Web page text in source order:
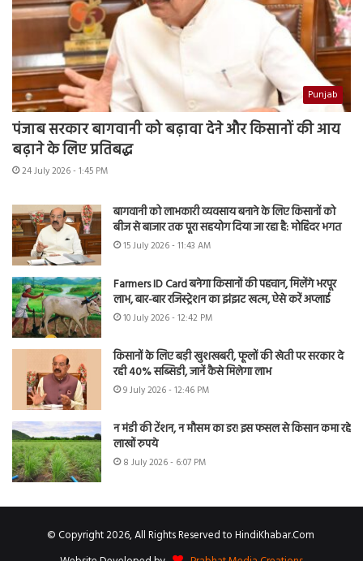
Punjab
पंजाब सरकार बागवानी को बढ़ावा देने और किसानों की आय
बढ़ाने के लिए प्रतिबद्ध
24 July 2026 - 1:45 PM
बागवानी को लाभकारी व्यवसाय बनाने के लिए किसानों को
बीज से बाजार तक पूरा सहयोग दिया जा रहा है: मोहिंदर भगत
15 July 2026 - 11:43 AM
Farmers ID Card बनेगा किसानों की पहचान, मिलेंगे भरपूर
लाभ, बार-बार रजिस्ट्रेशन का झंझट खत्म, ऐसे करें अप्लाई
10 July 2026 - 12:42 PM
किसानों के लिए बड़ी खुशखबरी, फूलों की खेती पर सरकार दे
रही 40% सब्सिडी, जानें कैसे मिलेगा लाभ
9 July 2026 - 12:46 PM
न मंडी की टेंशन, न मौसम का डर! इस फसल से किसान कमा रहे
लाखों रुपये
8 July 2026 - 6:07 PM
© Copyright 2026, All Rights Reserved to HindiKhabar.Com